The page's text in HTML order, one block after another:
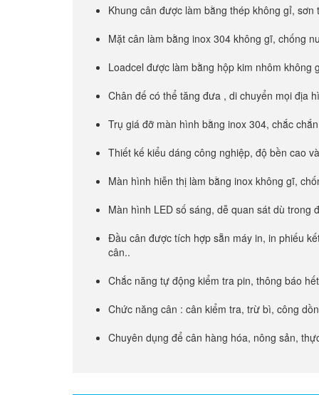
Cân giá rẻ
Cân sức khỏe
Cân phân tích độ ẩm
Đầu cân điện tử
Loadcell VMC
Loadcell CAS
Khung cân được làm bằng thép không gỉ, sơn
Mặt cân làm bằng inox 304 không gĩ, chống
Loadcel được làm bằng hộp kim nhôm không
Chân đế có thể tăng đưa , di chuyển mọi địa
Trụ giá đỡ màn hình bằng inox 304, chắc
Thiết kế kiểu dáng công nghiệp, độ bền cao
Màn hình hiễn thị làm bằng inox không gĩ,
Màn hình LED số sáng, dễ quan sát dù trong
Đầu cân được tích hợp sẵn máy in, in phiếu
cân..
Chắc năng tự động kiểm tra pin, thông báo
Chức năng cân : cân kiểm tra, trừ bì, công
Chuyên dụng để cân hàng hóa, nông sản,